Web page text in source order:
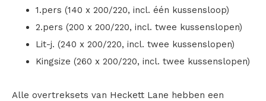
1.pers (140 x 200/220, incl. één kussensloop)
2.pers (200 x 200/220, incl. twee kussenslopen)
Lit-j. (240 x 200/220, incl. twee kussenslopen)
Kingsize (260 x 200/220, incl. twee kussenslopen)
Alle overtreksets van Heckett Lane hebben een